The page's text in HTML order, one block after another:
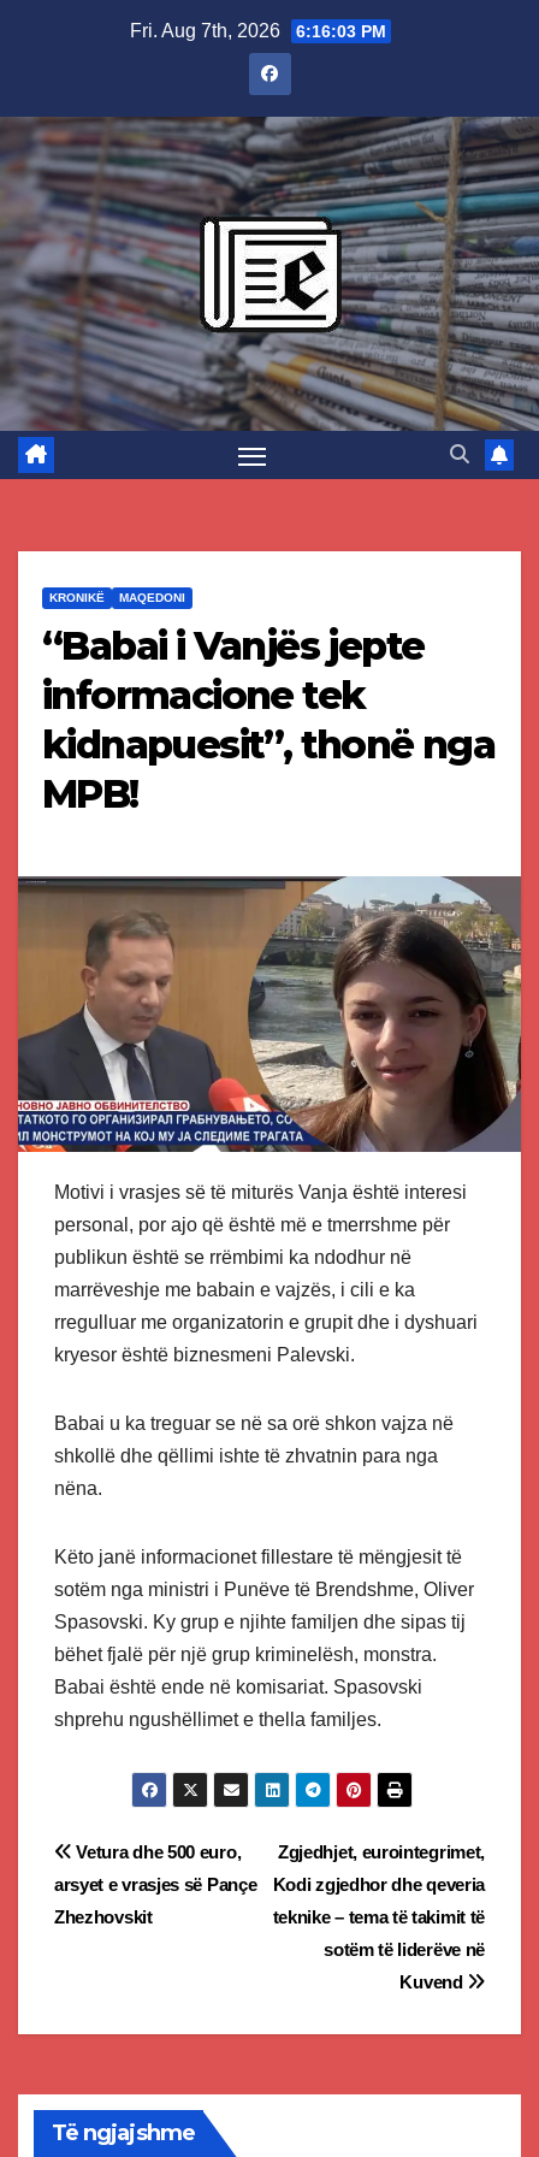
Fri. Aug 7th, 2026 6:16:04 PM
KRONIKË MAQEDONI
“Babai i Vanjës jepte
informacione tek
kidnapuesit”, thonë nga
MPB!
Motivi i vrasjes së të miturës Vanja është interesi
personal, por ajo që është më e tmerrshme për
publikun është se rrëmbimi ka ndodhur në
marrëveshje me babain e vajzës, i cili e ka
rregulluar me organizatorin e grupit dhe i dyshuari
kryesor është biznesmeni Palevski.
Babai u ka treguar se në sa orë shkon vajza në
shkollë dhe qëllimi ishte të zhvatnin para nga
nëna.
Këto janë informacionet fillestare të mëngjesit të
sotëm nga ministri i Punëve të Brendshme, Oliver
Spasovski. Ky grup e njihte familjen dhe sipas tij
bëhet fjalë për një grup kriminelësh, monstra.
Babai është ende në komisariat. Spasovski
shprehu ngushëllimet e thella familjes.
Post
navigation
Zgjedhjet, eurointegrimet,
Kodi zgjedhor dhe qeveria
teknike – tema të takimit të
sotëm të liderëve në
Kuvend
Vetura dhe 500 euro,
arsyet e vrasjes së Pançe
Zhezhovskit
Të ngjajshme